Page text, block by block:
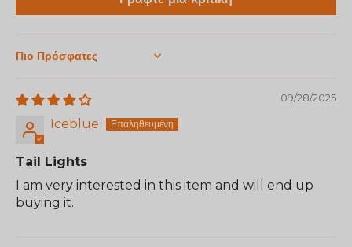
Sort by
09/28/2025
Iceblue
Tail Lights
I am very interested in this item and will end up
buying it.